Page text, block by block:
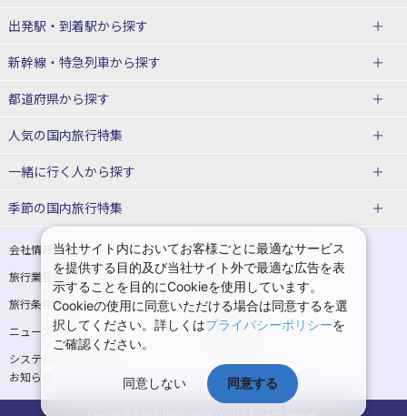
JR・新幹線＋ホテルパック
出張パック
出発駅・到着駅から探す
秋田⇔東京 新幹線パック
仙台→東京 新幹線パック
富山⇔東京 新幹線パック
東京→仙台 新幹線パック
東京→金沢 新幹線パック
東京⇔軽井沢 新幹線パック 東京→長野 新幹線パック
東京→名古屋 新幹線パック 東京→京都 新幹線パック
東京→大阪（新大阪） 新幹線パッ
ク
東京→神戸（新神戸） 新幹線パッ
ク
東京→岡山 新幹線パック 東京→広島 新幹線パック
東京⇔山口 新幹線パック 東京→福岡（博多） 新幹線パック
新幹線・特急列車から探す
北海道新幹線 旅行
山形新幹線 旅行
東海道新幹線 旅行
上越新幹線 旅行
九州新幹線 旅行 西九州新幹線 旅行
特急サンダーバード 旅行
都道府県から探す
北海道旅行・ツアー
東北
青森旅行・ツアー 岩手旅行・ツアー
宮城旅行・ツアー 秋田旅行・ツアー
山形旅行・ツアー 福島旅行・ツアー
関東
神奈川旅行・ツアー
人気の国内旅行特集
東京ディズニーリゾート®への旅
ユニバーサル・スタジオ・ジャパ
温泉旅行 日帰り旅行
一緒に行く人から探す
一人旅 国内版
カップル・夫婦旅行 国内版 女子旅 国内版
卒業旅行・学生旅行 国内版
季節の国内旅行特集
桜・お花見特集
ゴールデンウィーク（GW）の国内
旅行
夏休み・お盆の国内旅行 7月の国内旅行
8月の国内旅行 9月の国内旅行
10月の国内旅行 11月の国内旅行
紅葉旅行
会社情報
プライバシーポリシー
旅行業登録票・約款
規約集
旅行条件書
商標について
ニュースリリース
採用情報
システムメンテナンスの
お知らせ
当社サイト内においてお客様ごとに最適なサービス
を提供する目的及び当社サイト外で最適な広告を表
示することを目的にCookieを使用しています。
Cookieの使用に同意いただける場合は同意するを選
択してください。詳しくはプライバシーポリシーを
ご確認ください。
同意しない 同意する